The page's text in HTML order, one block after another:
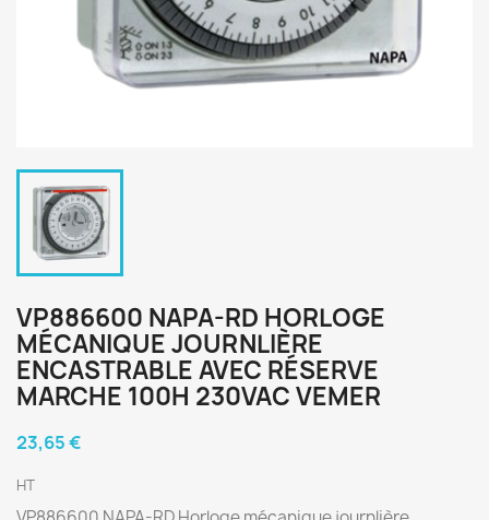
VP886600 NAPA-RD HORLOGE
MÉCANIQUE JOURNLIÈRE
ENCASTRABLE AVEC RÉSERVE
MARCHE 100H 230VAC VEMER
23,65 €
HT